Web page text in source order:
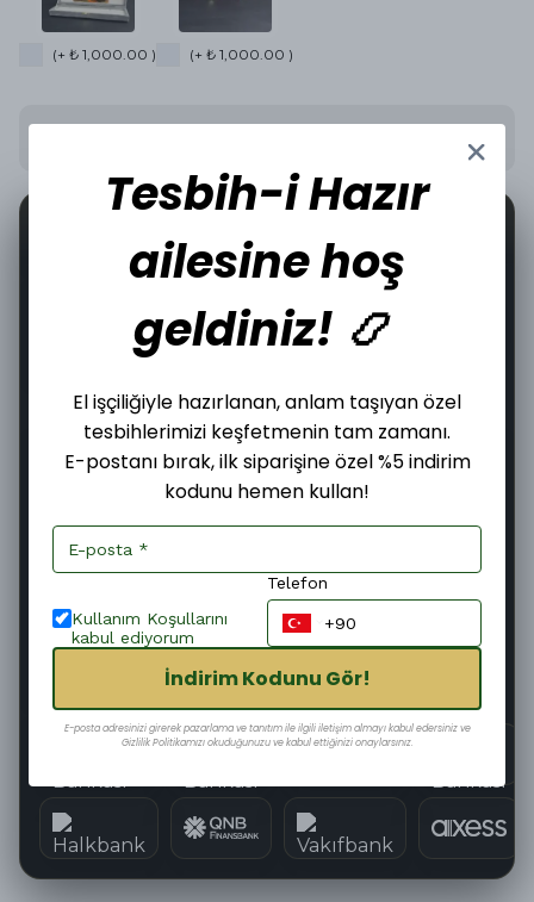
(+ ₺ 1,000.00 ) (+ ₺ 1,000.00 )
Sipariş ver
Kargoya
Teslim edilir
Kargoya Teslim Edilmesine 14:50 04
Hızlı Kargo Kolay İade
Tesbih-i Hazır
ailesine hoş
geldiniz! 📿
El işçiliğiyle hazırlanan, anlam taşıyan özel
tesbihlerimizi keşfetmenin tam zamanı.
E-postanı bırak, ilk siparişine özel %5 indirim
kodunu hemen kullan!
Kullanım Koşullarını
kabul ediyorum
Telefon
İndirim Kodunu Gör!
E-posta adresinizi girerek pazarlama ve tanıtım ile ilgili iletişim almayı kabul edersiniz ve
Gizlilik Politikamızı okuduğunuzu ve kabul ettiğinizi onaylarsınız.